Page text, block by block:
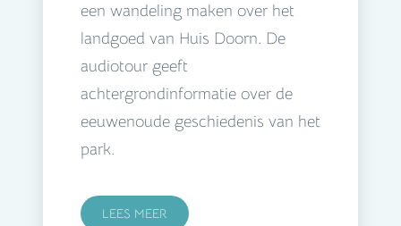
een wandeling maken over het
landgoed van Huis Doorn. De
audiotour geeft
achtergrondinformatie over de
eeuwenoude geschiedenis van het
park.
LEES MEER